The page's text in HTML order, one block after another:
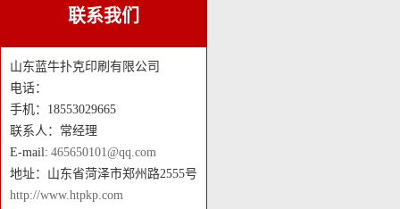
联系我们
山东蓝牛扑克印刷有限公司
电话：
手机：18553029665
联系人：常经理
E-mail: 465650101@qq.com
地址：山东省菏泽市郑州路2555号
http://www.htpkp.com